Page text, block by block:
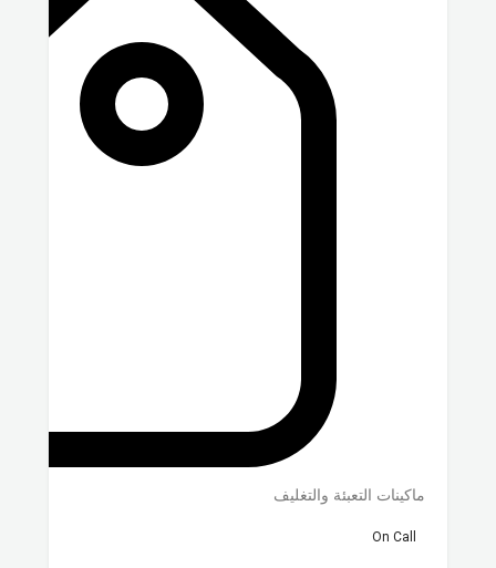
ماكينات التعبئة والتغليف
On Call